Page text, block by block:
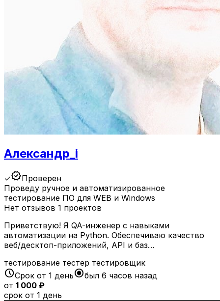
Александр_i
✓verifiedПроверен
Проведу ручное и автоматизированное
тестирование ПО для WEB и Windows
Нет отзывов 1 проектов
Приветствую! Я QA-инженер с навыками
автоматизации на Python. Обеспечиваю качество
веб/десктоп-приложений, API и баз…
тестирование тестер тестировщик
scheduleСрок от 1 деньradio_button_checkedбыл 6 часов назад
от 1 000 ₽
срок от 1 день